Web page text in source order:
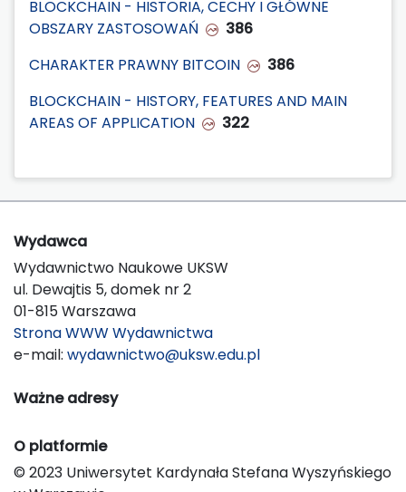
BLOCKCHAIN - HISTORIA, CECHY I GŁÓWNE
OBSZARY ZASTOSOWAŃ
386
CHARAKTER PRAWNY BITCOIN
386
BLOCKCHAIN - HISTORY, FEATURES AND MAIN
AREAS OF APPLICATION
322
Wydawca
Wydawnictwo Naukowe UKSW
ul. Dewajtis 5, domek nr 2
01-815 Warszawa
Strona WWW Wydawnictwa
e-mail: wydawnictwo@uksw.edu.pl
Ważne adresy
O platformie
© 2023 Uniwersytet Kardynała Stefana Wyszyńskiego